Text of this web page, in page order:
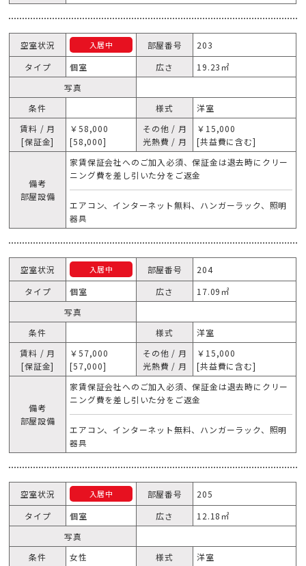
空室状況 入居中 部屋番号
203
タイプ
個室 広さ
19.23㎡
写真
条件
様式
洋室
賃料 / 月
[保証金]
￥58,000
[58,000]
その他 / 月
光熱費 / 月
￥15,000
[共益費に含む]
備考
部屋設備
家賃保証会社へのご加入必須、保証金は退去時にクリー
ニング費を差し引いた分をご返金
エアコン、インターネット無料、ハンガーラック、照明
器具
空室状況 入居中 部屋番号
204
タイプ
個室 広さ
17.09㎡
写真
条件
様式
洋室
賃料 / 月
[保証金]
￥57,000
[57,000]
その他 / 月
光熱費 / 月
￥15,000
[共益費に含む]
備考
部屋設備
家賃保証会社へのご加入必須、保証金は退去時にクリー
ニング費を差し引いた分をご返金
エアコン、インターネット無料、ハンガーラック、照明
器具
空室状況 入居中 部屋番号
205
タイプ
個室 広さ
12.18㎡
写真
条件
女性 様式 洋室